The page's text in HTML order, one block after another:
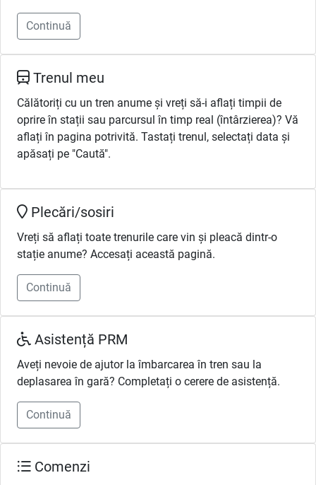
Continuă
Trenul meu
Călătoriți cu un tren anume și vreți să-i aflați timpii de
oprire în stații sau parcursul în timp real (întârzierea)? Vă
aflați în pagina potrivită. Tastați trenul, selectați data și
apăsați pe "Caută".
Plecări/sosiri
Vreți să aflați toate trenurile care vin și pleacă dintr-o
stație anume? Accesați această pagină.
Continuă
Asistență PRM
Aveți nevoie de ajutor la îmbarcarea în tren sau la
deplasarea în gară? Completați o cerere de asistență.
Continuă
Comenzi